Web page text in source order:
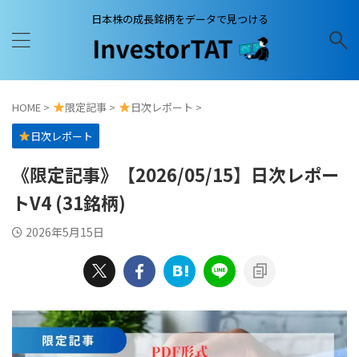
日本株の成長銘柄をデータで見つける
HOME > 限定記事 > 日次レポート >
日次レポート
《限定記事》【2026/05/15】日次レポー
トV4 (31銘柄)
2026年5月15日